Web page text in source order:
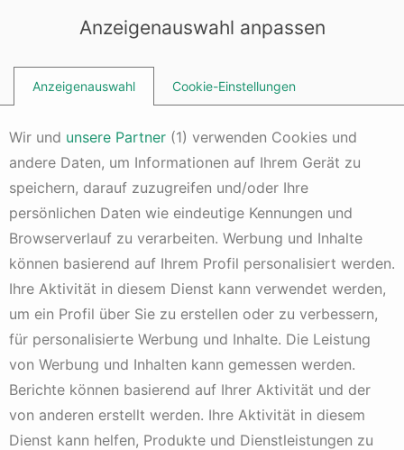
bGVzeW5kaWNhdGlvbi5jb20vcGFnZWFkL2pzL2Fkc2J5Z29vZ2xlL
ICBjcm9zc29yaWdpbj0nYW5vbnltb3VzJz48L3NjcmlwdD4=
Kapitalanlage-Lexikon
IPO
Kommentar hinzufügen 2 Min. Lesezeit
EinIPOsteht fürInitial Public Offering, was im Deutschen
als Börsengang bezeichnet wird. Ein IPO bezieht sich auf
Öffentlichkeit, um Kapital von externen Investoren zu
beschaffen. Es ist ein bedeutender Meilenstein für ein
Unternehmen, da es den Übergang von einem privaten
Unternehmen zu einem börsennotierten Unternehmen
Während eines IPO gibt das Unternehmen neue Aktien aus
Anzeigenauswahl anpassen
Anzeigenauswahl Cookie-Einstellungen
Wir und unsere Partner (1) verwenden Cookies und
andere Daten, um Informationen auf Ihrem Gerät zu
speichern, darauf zuzugreifen und/oder Ihre
persönlichen Daten wie eindeutige Kennungen und
Browserverlauf zu verarbeiten. Werbung und Inhalte
können basierend auf Ihrem Profil personalisiert werden.
Ihre Aktivität in diesem Dienst kann verwendet werden,
um ein Profil über Sie zu erstellen oder zu verbessern,
für personalisierte Werbung und Inhalte. Die Leistung
von Werbung und Inhalten kann gemessen werden.
Berichte können basierend auf Ihrer Aktivität und der
von anderen erstellt werden. Ihre Aktivität in diesem
Dienst kann helfen, Produkte und Dienstleistungen zu